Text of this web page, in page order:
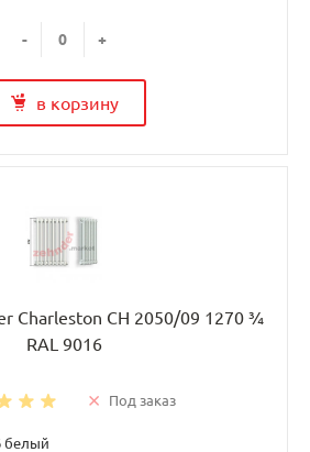
- +
в корзину
Charleston CH 2050/09 1270 ¾
RAL 9016
Под заказ
белый